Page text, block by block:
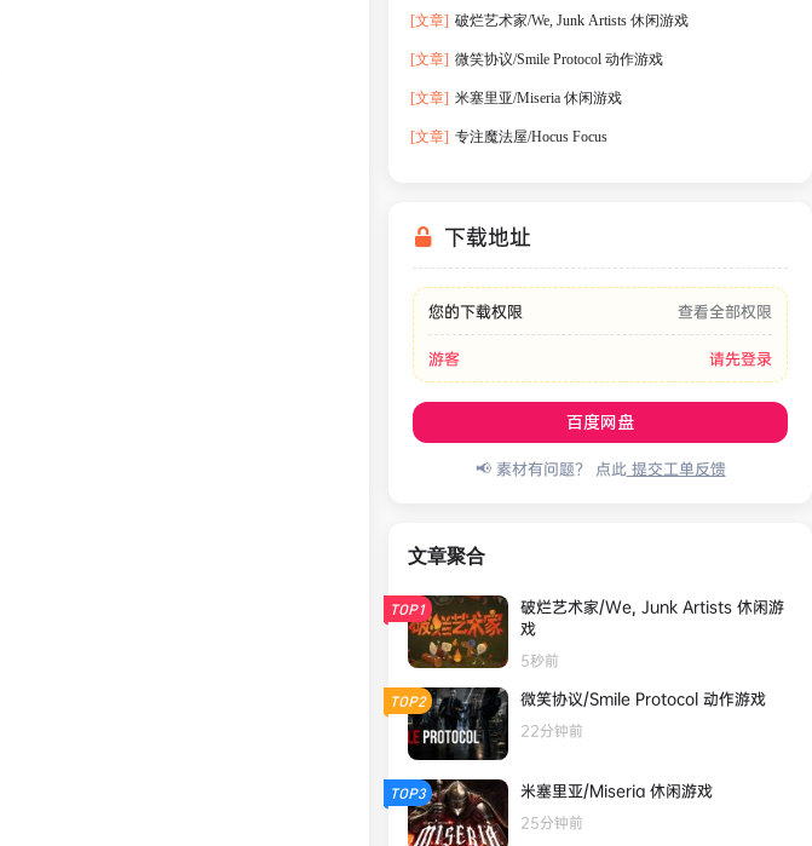
[文章] 破烂艺术家/We, Junk Artists 休闲游戏
[文章] 微笑协议/Smile Protocol 动作游戏
[文章] 米塞里亚/Miseria 休闲游戏
[文章] 专注魔法屋/Hocus Focus
下载地址
您的下载权限 查看全部权限
游客 请先登录
百度网盘
📢 素材有问题？ 点此提交工单反馈
文章聚合
TOP1
破烂艺术家/We, Junk Artists 休闲游
戏
5秒前
TOP2 微笑协议/Smile Protocol 动作游戏
22分钟前
TOP3 米塞里亚/Miseria 休闲游戏
25分钟前